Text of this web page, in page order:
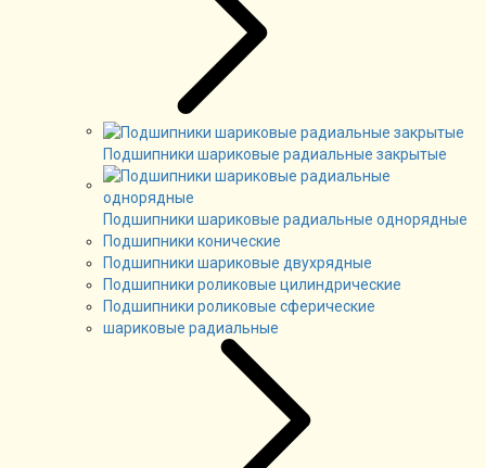
Подшипники шариковые радиальные закрытые
Подшипники шариковые радиальные однорядные
Подшипники конические
Подшипники шариковые двухрядные
Подшипники роликовые цилиндрические
Подшипники роликовые сферические
шариковые радиальные